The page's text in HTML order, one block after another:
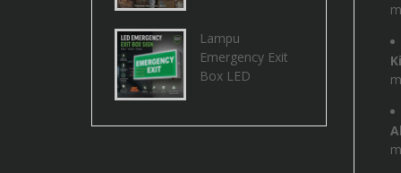
Lampu
Emergency Exit
Box LED